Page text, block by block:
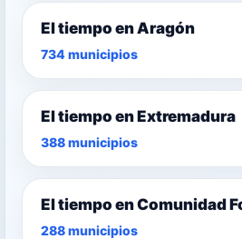
El tiempo en Aragón
734 municipios
El tiempo en Extremadura
388 municipios
El tiempo en Comunidad
288 municipios